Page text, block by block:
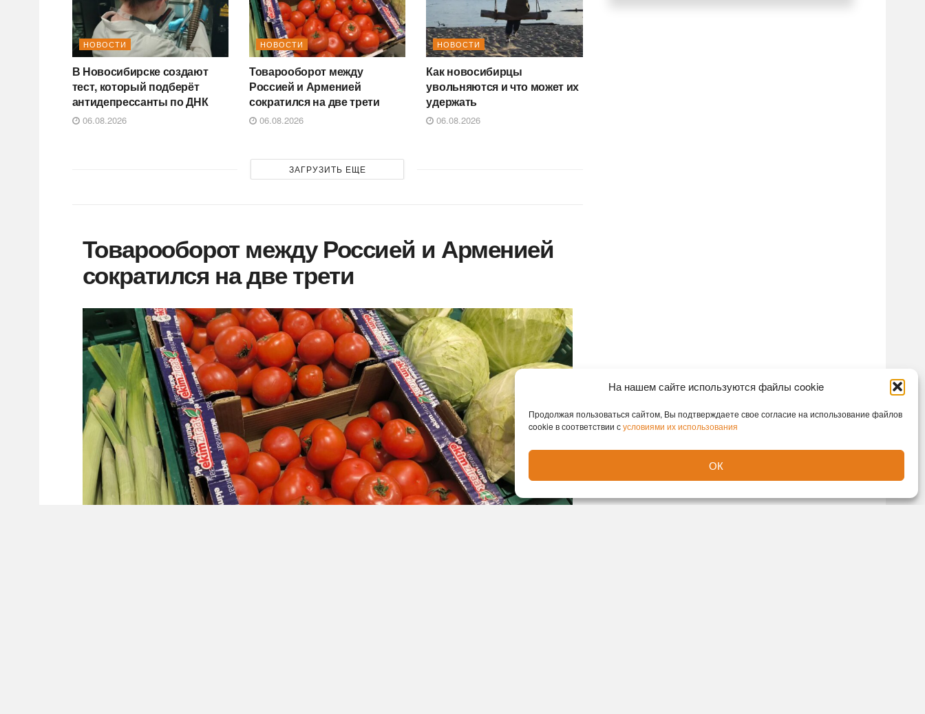
На нашем сайте используются файлы cookie
Продолжая пользоваться сайтом, Вы подтверждаете свое согласие на использование файлов
cookie в соответствии сусловиями их использования
ОК
НОВОСТИ
В Новосибирске создают
тест, который подберёт
антидепрессанты по ДНК
06.08.2026
НОВОСТИ
Товарооборот между
Россией и Арменией
сократился на две трети
06.08.2026
НОВОСТИ
Как новосибирцы
увольняются и что может их
удержать
06.08.2026
ЗАГРУЗИТЬ ЕЩЕ
Товарооборот между Россией и Арменией
сократился на две трети